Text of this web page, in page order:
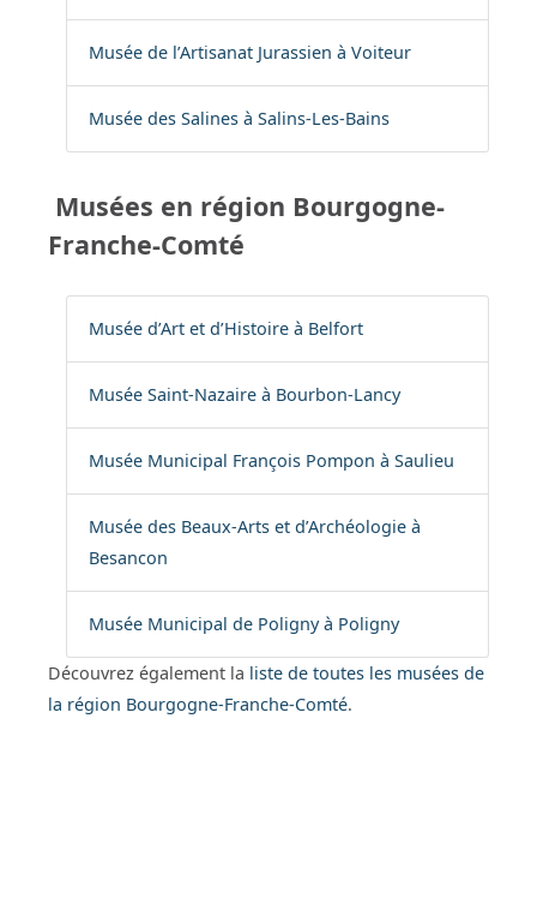
Musée de l’Artisanat Jurassien à Voiteur
Musée des Salines à Salins-Les-Bains
Musées en région Bourgogne-
Franche-Comté
Musée d’Art et d’Histoire à Belfort
Musée Saint-Nazaire à Bourbon-Lancy
Musée Municipal François Pompon à Saulieu
Musée des Beaux-Arts et d’Archéologie à
Besancon
Musée Municipal de Poligny à Poligny
Découvrez également la liste de toutes les musées de
la région Bourgogne-Franche-Comté.